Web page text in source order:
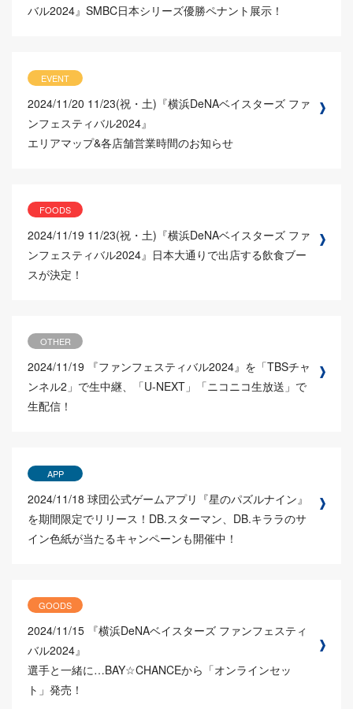
バル2024』SMBC日本シリーズ優勝ペナント展示！
EVENT
2024/11/20 11/23(祝・土)『横浜DeNAベイスターズ ファ
ンフェスティバル2024』
エリアマップ&各店舗営業時間のお知らせ
FOODS
2024/11/19 11/23(祝・土)『横浜DeNAベイスターズ ファ
ンフェスティバル2024』日本大通りで出店する飲食ブー
スが決定！
OTHER
2024/11/19
『ファンフェスティバル2024』を「TBSチャ
ンネル2」で生中継、「U-NEXT」「ニコニコ生放送」で
生配信！
APP
2024/11/18 球団公式ゲームアプリ『星のパズルナイン』
を期間限定でリリース！DB.スターマン、DB.キララのサ
イン色紙が当たるキャンペーンも開催中！
GOODS
2024/11/15 『横浜DeNAベイスターズ ファンフェスティ
バル2024』
選手と一緒に…BAY☆CHANCEから「オンラインセッ
ト」発売！